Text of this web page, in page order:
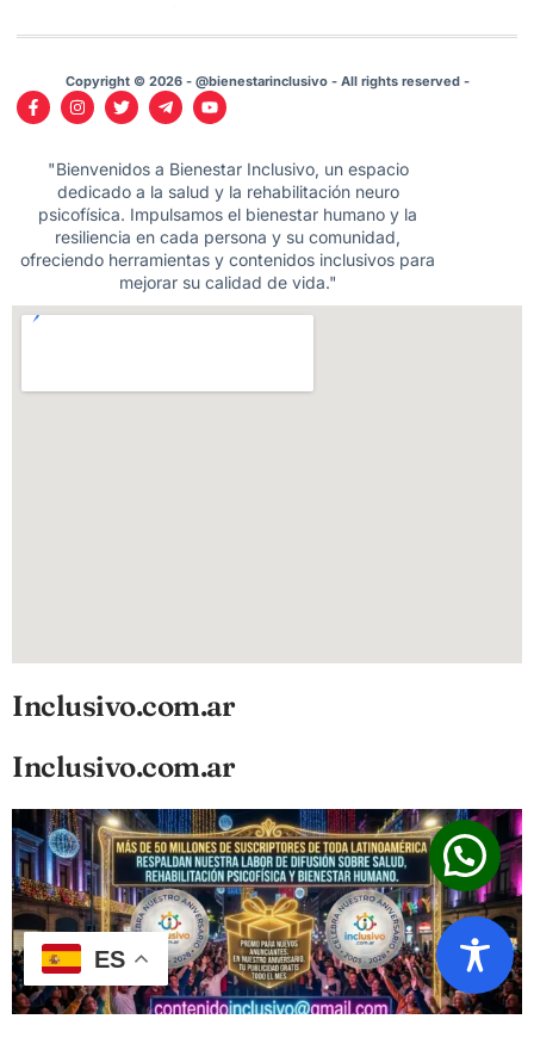
Copyright © 2026 - @bienestarinclusivo - All rights reserved -
"Bienvenidos a Bienestar Inclusivo, un espacio
dedicado a la salud y la rehabilitación neuro
psicofísica. Impulsamos el bienestar humano y la
resiliencia en cada persona y su comunidad,
ofreciendo herramientas y contenidos inclusivos para
mejorar su calidad de vida."
Inclusivo.com.ar
Inclusivo.com.ar
ES